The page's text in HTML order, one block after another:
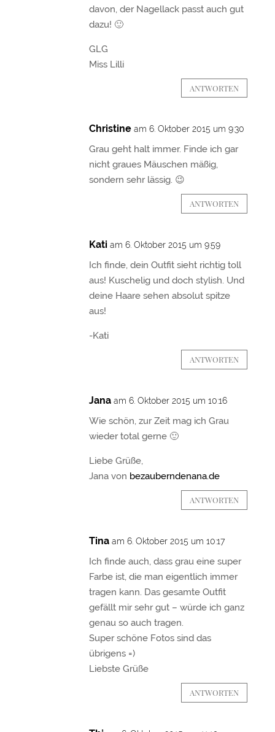
davon, der Nagellack passt auch gut
dazu! 🙂
GLG
Miss Lilli
ANTWORTEN
Christine am 6. Oktober 2015 um 9:30
Grau geht halt immer. Finde ich gar
nicht graues Mäuschen mäßig,
sondern sehr lässig. 😉
ANTWORTEN
Kati am 6. Oktober 2015 um 9:59
Ich finde, dein Outfit sieht richtig toll
aus! Kuschelig und doch stylish. Und
deine Haare sehen absolut spitze
aus!
-Kati
ANTWORTEN
Jana am 6. Oktober 2015 um 10:16
Wie schön, zur Zeit mag ich Grau
wieder total gerne 🙂
Liebe Grüße,
Jana von bezauberndenana.de
ANTWORTEN
Tina am 6. Oktober 2015 um 10:17
Ich finde auch, dass grau eine super
Farbe ist, die man eigentlich immer
tragen kann. Das gesamte Outfit
gefällt mir sehr gut – würde ich ganz
genau so auch tragen.
Super schöne Fotos sind das
übrigens =)
Liebste Grüße
ANTWORTEN